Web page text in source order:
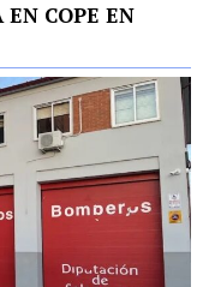
COPE EN